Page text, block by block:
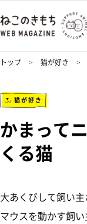
トップ 猫が好き
猫が好き
かまって
くる猫
大あくびして飼い
マウスを動かす飼